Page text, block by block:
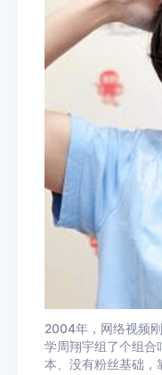
2004年，网络视频
学周翔宇组了个组合
本、没有粉丝基础，